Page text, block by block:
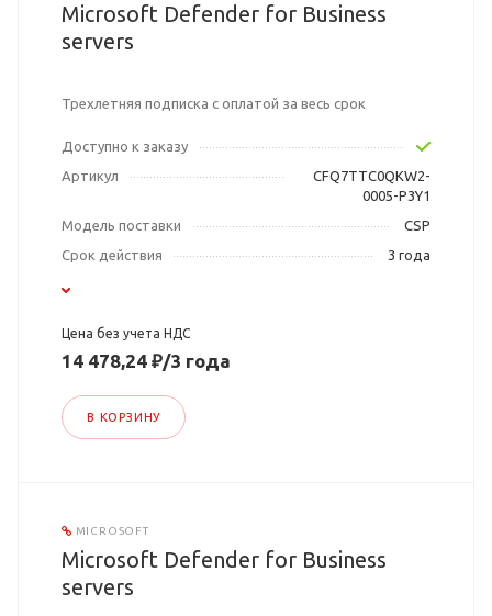
Microsoft Defender for Business
servers
Трехлетняя подписка с оплатой за весь срок
Доступно к заказу
Артикул
CFQ7TTC0QKW2-
0005-P3Y1
Модель поставки
CSP
Срок действия
3 года
Цена без учета НДС
14 478,24 ₽/3 года
В КОРЗИНУ
MICROSOFT
Microsoft Defender for Business
servers